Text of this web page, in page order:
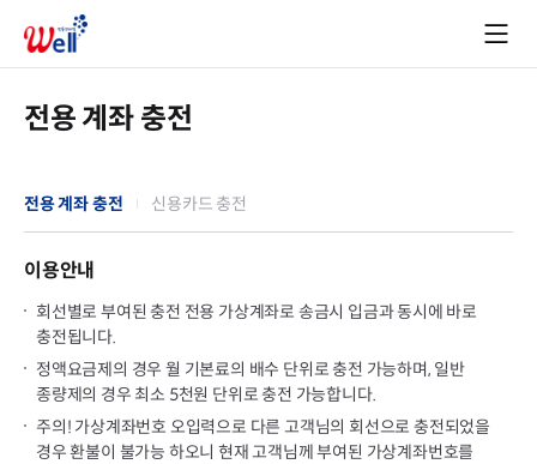
전용 계좌 충전
전용 계좌 충전 신용카드 충전
이용안내
회선별로 부여된 충전 전용 가상계좌로 송금시 입금과 동시에 바로
충전됩니다.
정액요금제의 경우 월 기본료의 배수 단위로 충전 가능하며, 일반
종량제의 경우 최소 5천원 단위로 충전 가능합니다.
주의! 가상계좌번호 오입력으로 다른 고객님의 회선으로 충전되었을
경우 환불이 불가능 하오니 현재 고객님께 부여된 가상계좌번호를